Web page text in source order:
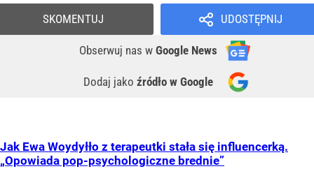
UDOSTĘPNIJ
Obserwuj nas w Google News
Dodaj jako źródło w Google
SKOMENTUJ
Jak Ewa Woydyłło z terapeutki stała się influencerką.
„Opowiada pop-psychologiczne brednie”